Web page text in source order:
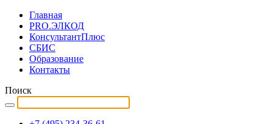
Главная
PRO.ЭЛКОД
КонсультантПлюс
СБИС
Образование
Контакты
Поиск